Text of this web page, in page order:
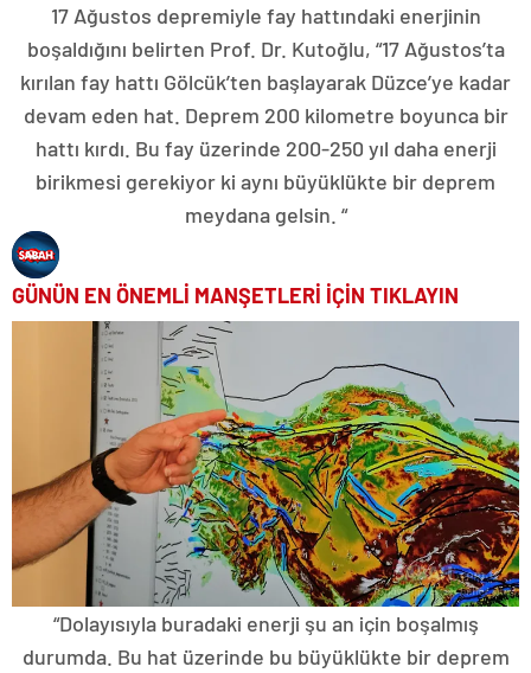
17 Ağustos depremiyle fay hattındaki enerjinin
boşaldığını belirten Prof. Dr. Kutoğlu, “17 Ağustos’ta
kırılan fay hattı Gölcük’ten başlayarak Düzce’ye kadar
devam eden hat. Deprem 200 kilometre boyunca bir
hattı kırdı. Bu fay üzerinde 200-250 yıl daha enerji
birikmesi gerekiyor ki aynı büyüklükte bir deprem
meydana gelsin. “
GÜNÜN EN ÖNEMLİ MANŞETLERİ İÇİN TIKLAYIN
“Dolayısıyla buradaki enerji şu an için boşalmış
durumda. Bu hat üzerinde bu büyüklükte bir deprem